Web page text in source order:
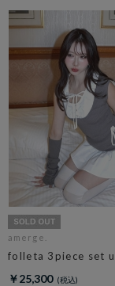
amerge.
folleta 3piece set
￥25,300